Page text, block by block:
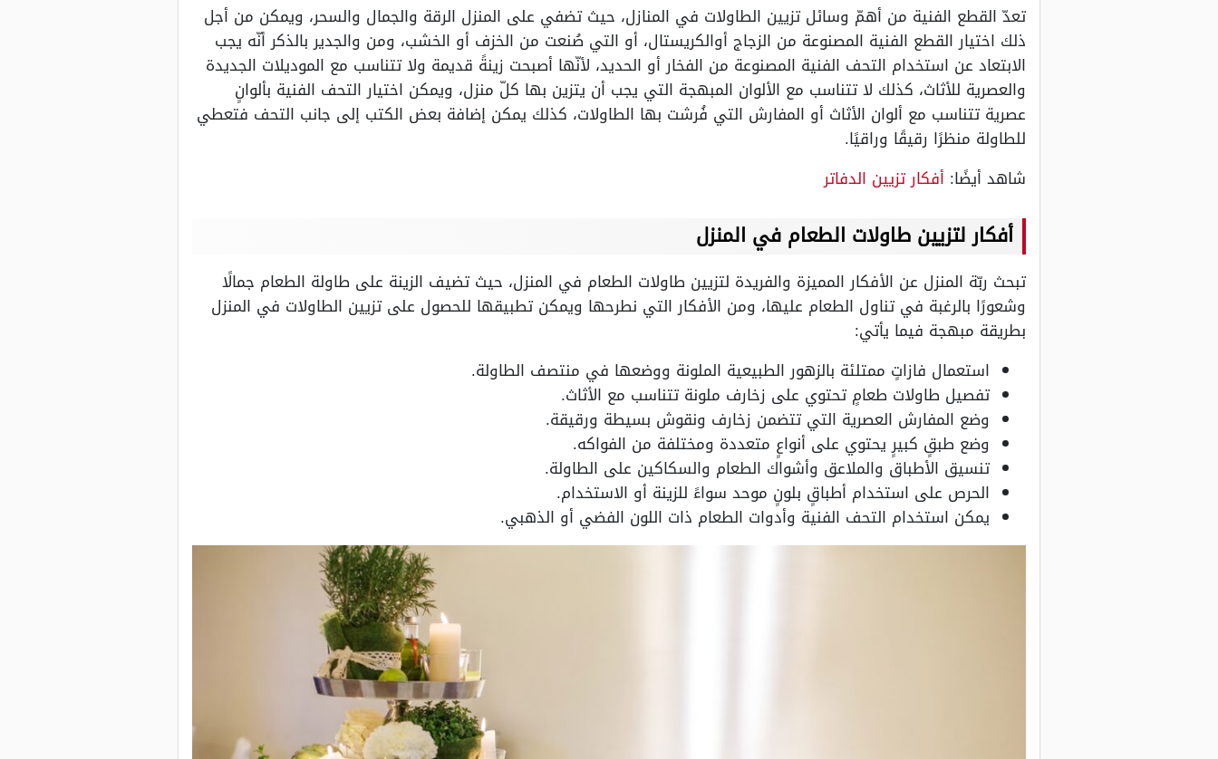
تعدّ القطع الفنية من أهمّ وسائل تزيين الطاولات في المنازل، حيث تضفي على المنزل الرقة والجمال والسحر، ويمكن من أجل
ذلك اختيار القطع الفنية المصنوعة من الزجاج أوالكريستال، أو التي صُنعت من الخزف أو الخشب، ومن والجدير بالذكر أنّه يجب
الابتعاد عن استخدام التحف الفنية المصنوعة من الفخار أو الحديد، لأنّها أصبحت زينةً قديمة ولا تتناسب مع الموديلات الجديدة
والعصرية للأثاث، كذلك لا تتناسب مع الألوان المبهجة التي يجب أن يتزين بها كلّ منزل، ويمكن اختيار التحف الفنية بألوانٍ
عصرية تتناسب مع ألوان الأثاث أو المفارش التي فُرشت بها الطاولات، كذلك يمكن إضافة بعض الكتب إلى جانب التحف فتعطي
للطاولة منظرًا رقيقًا وراقيًا.
شاهد أيضًا: أفكار تزيين الدفاتر
أفكار لتزيين طاولات الطعام في المنزل
تبحث ربّة المنزل عن الأفكار المميزة والفريدة لتزيين طاولات الطعام في المنزل، حيث تضيف الزينة على طاولة الطعام جمالًا
وشعورًا بالرغبة في تناول الطعام عليها، ومن الأفكار التي نطرحها ويمكن تطبيقها للحصول على تزيين الطاولات في المنزل
بطريقة مبهجة فيما يأتي:
استعمال فازاتٍ ممتلئة بالزهور الطبيعية الملونة ووضعها في منتصف الطاولة.
تفصيل طاولات طعامٍ تحتوي على زخارف ملونة تتناسب مع الأثاث.
وضع المفارش العصرية التي تتضمن زخارف ونقوش بسيطة ورقيقة.
وضع طبقٍ كبيرٍ يحتوي على أنواعٍ متعددة ومختلفة من الفواكه.
تنسيق الأطباق والملاعق وأشواك الطعام والسكاكين على الطاولة.
الحرص على استخدام أطباقٍ بلونٍ موحد سواءً للزينة أو الاستخدام.
يمكن استخدام التحف الفنية وأدوات الطعام ذات اللون الفضي أو الذهبي.